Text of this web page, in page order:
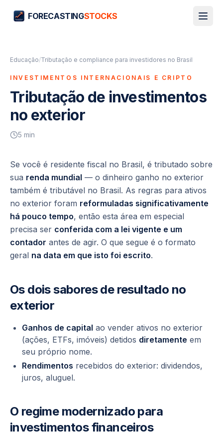
FORECASTINGSTOCKS
Educação/Tributação e compliance para investidores no Brasil
INVESTIMENTOS INTERNACIONAIS E CRIPTO
Tributação de investimentos
no exterior
5 min
Se você é residente fiscal no Brasil, é tributado sobre
sua renda mundial — o dinheiro ganho no exterior
também é tributável no Brasil. As regras para ativos
no exterior foram reformuladas significativamente
há pouco tempo, então esta área em especial
precisa ser conferida com a lei vigente e um
contador antes de agir. O que segue é o formato
geral na data em que isto foi escrito.
Os dois sabores de resultado no
exterior
Ganhos de capital ao vender ativos no exterior
(ações, ETFs, imóveis) detidos diretamente em
seu próprio nome.
Rendimentos recebidos do exterior: dividendos,
juros, aluguel.
O regime modernizado para
investimentos financeiros